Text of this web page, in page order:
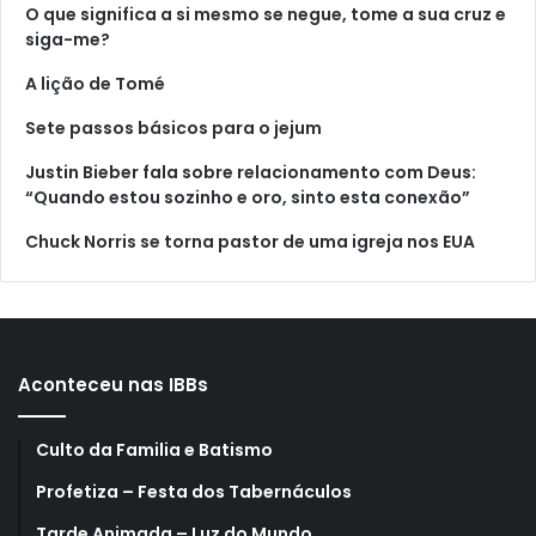
O que significa a si mesmo se negue, tome a sua cruz e
siga-me?
A lição de Tomé
Sete passos básicos para o jejum
Justin Bieber fala sobre relacionamento com Deus:
“Quando estou sozinho e oro, sinto esta conexão”
Chuck Norris se torna pastor de uma igreja nos EUA
Aconteceu nas IBBs
Culto da Familia e Batismo
Profetiza – Festa dos Tabernáculos